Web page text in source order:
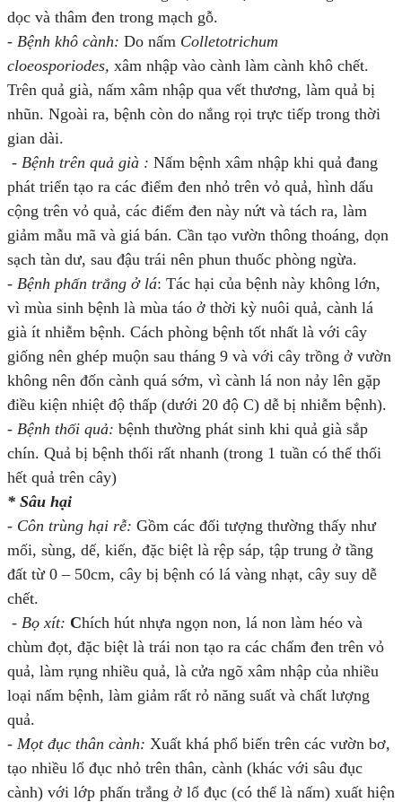
dọc và thâm đen trong mạch gỗ.
- Bệnh khô cành: Do nấm Colletotrichum
cloeosporiodes, xâm nhập vào cành làm cành khô chết.
Trên quả già, nấm xâm nhập qua vết thương, làm quả bị
nhũn. Ngoài ra, bệnh còn do nắng rọi trực tiếp trong thời
gian dài.
- Bệnh trên quả già : Nấm bệnh xâm nhập khi quả đang
phát triển tạo ra các điểm đen nhỏ trên vỏ quả, hình dấu
cộng trên vỏ quả, các điểm đen này nứt và tách ra, làm
giảm mẫu mã và giá bán. Cần tạo vườn thông thoáng, dọn
sạch tàn dư, sau đậu trái nên phun thuốc phòng ngừa.
- Bệnh phấn trắng ở lá: Tác hại của bệnh này không lớn,
vì mùa sinh bệnh là mùa táo ở thời kỳ nuôi quả, cành lá
già ít nhiễm bệnh. Cách phòng bệnh tốt nhất là với cây
giống nên ghép muộn sau tháng 9 và với cây trồng ở vườn
không nên đốn cành quá sớm, vì cành lá non nảy lên gặp
điều kiện nhiệt độ thấp (dưới 20 độ C) dễ bị nhiễm bệnh).
- Bệnh thối quả: bệnh thường phát sinh khi quả già sắp
chín. Quả bị bệnh thối rất nhanh (trong 1 tuần có thể thối
hết quả trên cây)
* Sâu hại
- Côn trùng hại rễ: Gồm các đối tượng thường thấy như
mối, sùng, dế, kiến, đặc biệt là rệp sáp, tập trung ở tầng
đất từ 0 – 50cm, cây bị bệnh có lá vàng nhạt, cây suy dễ
chết.
- Bọ xít: Chích hút nhựa ngọn non, lá non làm héo và
chùm đọt, đặc biệt là trái non tạo ra các chấm đen trên vỏ
quả, làm rụng nhiều quả, là cửa ngõ xâm nhập của nhiều
loại nấm bệnh, làm giảm rất rỏ năng suất và chất lượng
quả.
- Mọt đục thân cành: Xuất khá phổ biến trên các vườn bơ,
tạo nhiều lổ đục nhỏ trên thân, cành (khác với sâu đục
cành) với lớp phấn trắng ở lổ đục (có thể là nấm) xuất hiện